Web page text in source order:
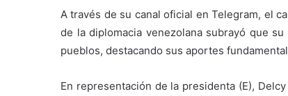
A través de su canal oficial en Telegram, el
de la diplomacia venezolana subrayó que
pueblos, destacando sus aportes
En representación de la presidenta (E),